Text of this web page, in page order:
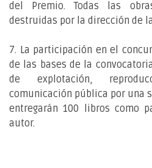
del Premio. Todas las
destruidas por la dirección de
7. La participación en el
de las bases de la
de explotación,
comunicación pública por una
entregarán 100 libros como
autor.